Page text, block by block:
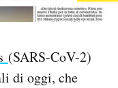
(SARS-CoV-2)
di oggi, che